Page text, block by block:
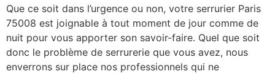
Que ce soit dans l’urgence ou non, votre serrurier Paris
75008 est joignable à tout moment de jour comme de
nuit pour vous apporter son savoir-faire. Quel que soit
donc le problème de serrurerie que vous avez, nous
enverrons sur place nos professionnels qui ne